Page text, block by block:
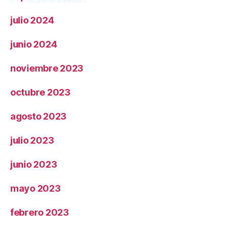
julio 2024
junio 2024
noviembre 2023
octubre 2023
agosto 2023
julio 2023
junio 2023
mayo 2023
febrero 2023